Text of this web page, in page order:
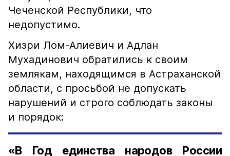
Чеченской Республики, что
недопустимо.
Хизри Лом-Алиевич и Адлан
Мухадинович обратились к своим
землякам, находящимся в Астраханской
области, с просьбой не допускать
нарушений и строго соблюдать законы
и порядок:
«В Год единства народов России